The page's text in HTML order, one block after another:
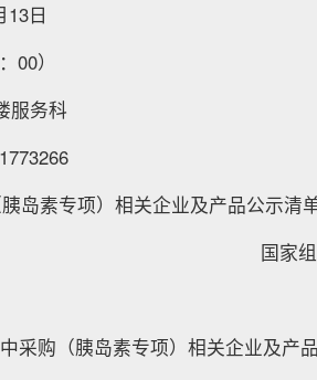
13日
00）
服务科
岛素专项）相关企业及产品公示清
国家
采购（胰岛素专项）相关企业及产